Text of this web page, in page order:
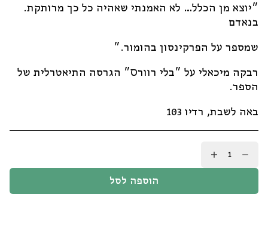
״יוצא מן הכלל… לא האמנתי שאהיה כל כך מרותקת.
בנאדם
שמספר על הפרקינסון בהומור.״
רבקה מיכאלי על ״בלי רוורס״ הגרסה התיאטרלית של
הספר.
באה לשבת, רדיו 103
נרפאתי
הוספה לסל